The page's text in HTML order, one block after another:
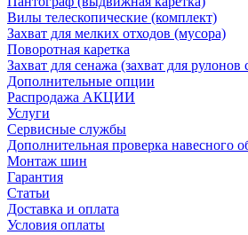
Вилы телескопические (комплект)
Захват для мелких отходов (мусора)
Поворотная каретка
Захват для сенажа (захват для рулонов
Дополнительные опции
Распродажа АКЦИИ
Услуги
Сервисные службы
Дополнительная проверка навесного
Монтаж шин
Гарантия
Статьи
Доставка и оплата
Условия оплаты